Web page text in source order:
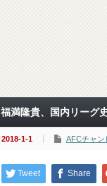
福満隆貴、国内リーグ
2018-1-1 AFCチャン
Tweet Share